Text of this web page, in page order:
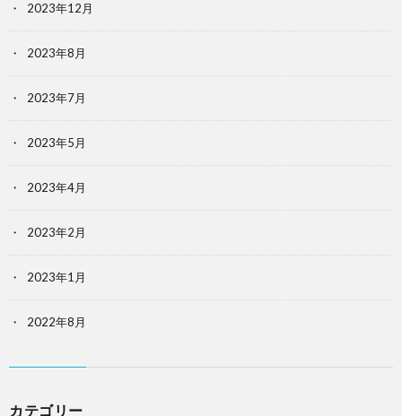
2023年12月
2023年8月
2023年7月
2023年5月
2023年4月
2023年2月
2023年1月
2022年8月
カテゴリー